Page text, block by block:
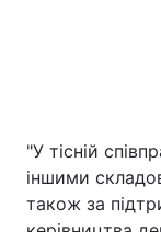
"У тісній
іншими
також за